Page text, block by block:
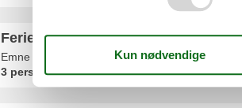
Ferielejlighed - 3 personer - 43500
Emne nr.:
359-HR-00123-02
3 personer